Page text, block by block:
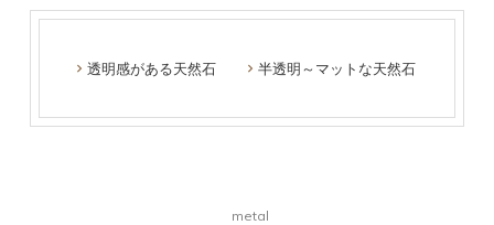
透明感がある天然石 半透明～マットな天然石
metal